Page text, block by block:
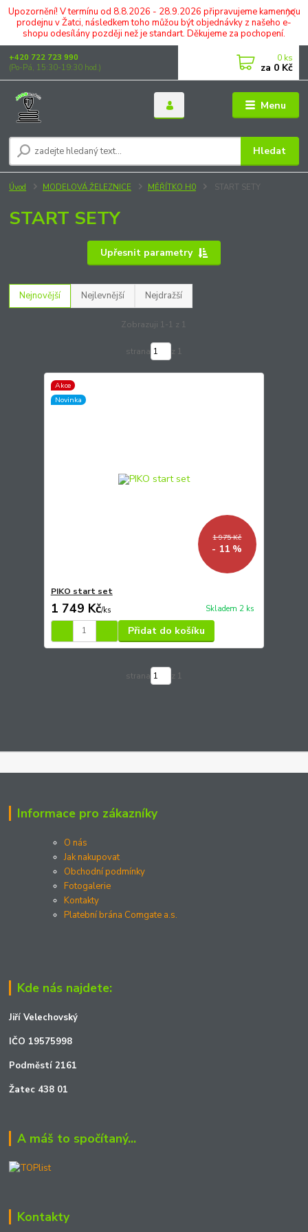
Upozornění! V termínu od 8.8.2026 - 28.9.2026 připravujeme kamennou
prodejnu v Žatci, následkem toho můžou být objednávky z našeho e-
shopu odesílány později než je standart. Děkujeme za pochopení.
Menu
Hledat
+420 722 723 990
(Po-Pá, 15:30-19:30 hod.)
0 ks
za 0 Kč
Úvod MODELOVÁ ŽELEZNICE MĚŘÍTKO H0 START SETY
START SETY
Upřesnit parametry
Nejnovější Nejlevnější Nejdražší
Zobrazuji 1-1 z 1
strana z 1
Akce
Novinka
1 975 Kč
- 11 %
PIKO start set
1 749 Kč/ks Skladem 2 ks
Přidat do košíku
strana z 1
Informace pro zákazníky
O nás
Jak nakupovat
Obchodní podmínky
Fotogalerie
Kontakty
Platební brána Comgate a.s.
Kde nás najdete:
Jiří Velechovský
IČO 19575998
Podměstí 2161
Žatec 438 01
A máš to spočítaný...
Kontakty